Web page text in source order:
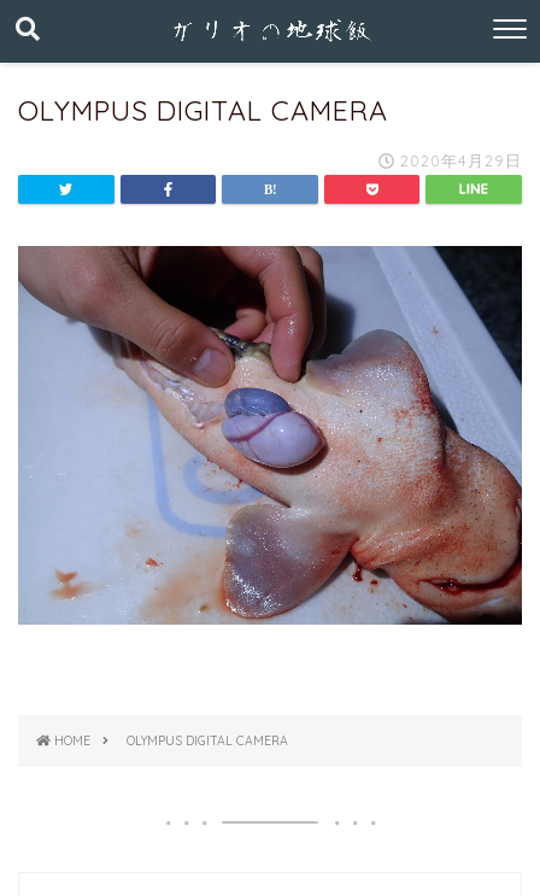
OLYMPUS DIGITAL CAMERA
2020年4月29日
HOME OLYMPUS DIGITAL CAMERA